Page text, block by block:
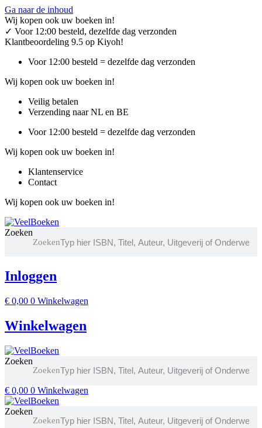
Ga naar de inhoud
Wij kopen ook uw boeken in!
✓ Voor 12:00 besteld, dezelfde dag verzonden
Klantbeoordeling 9.5 op Kiyoh!
Voor 12:00 besteld = dezelfde dag verzonden
Wij kopen ook uw boeken in!
Veilig betalen
Verzending naar NL en BE
Voor 12:00 besteld = dezelfde dag verzonden
Wij kopen ook uw boeken in!
Klantenservice
Contact
Wij kopen ook uw boeken in!
Zoeken
Zoeken
Inloggen
€ 0,00 0 Winkelwagen
Winkelwagen
Zoeken
Zoeken
€ 0,00 0 Winkelwagen
Zoeken
Zoeken